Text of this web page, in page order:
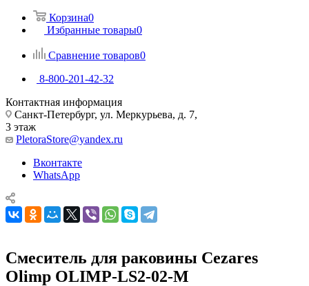
Корзина0
Избранные товары0
Сравнение товаров0
8-800-201-42-32
Контактная информация
Санкт-Петербург, ул. Меркурьева, д. 7,
3 этаж
PletoraStore@yandex.ru
Вконтакте
WhatsApp
Смеситель для раковины Cezares
Olimp OLIMP-LS2-02-M